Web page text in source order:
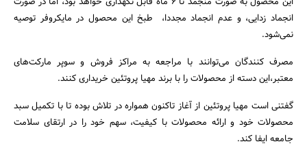
انجماد زدایی، و عدم انجماد مجددا، طبخ این محصول در مایکروفر توصیه
نمی‌شود.
مصرف کنندگان می‌توانند با مراجعه به مراکز فروش و سوپر مارکت‌‌های
معتبر،این دسته از محصولات را با برند مهیا پروتئین خریداری کنند.
گفتنی است مهیا پروتئین از آغاز تاکنون همواره در تلاش بوده تا با تکمیل سبد
محصولات خود و ارائه محصولات با کیفیت، سهم خود را در ارتقای سلامت
جامعه ایفا کند.